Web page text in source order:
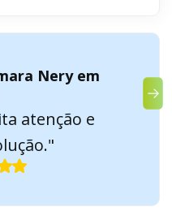
Nery em
atenção e